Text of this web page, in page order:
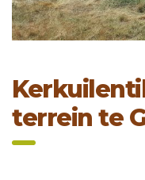
terrein te